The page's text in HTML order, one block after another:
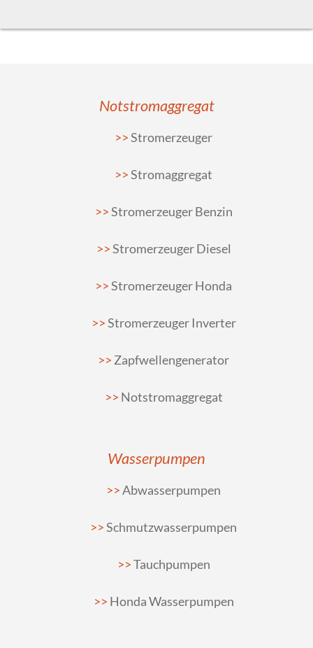
Notstromaggregat
Stromerzeuger
Stromaggregat
Stromerzeuger Benzin
Stromerzeuger Diesel
Stromerzeuger Honda
Stromerzeuger Inverter
Zapfwellengenerator
Notstromaggregat
Wasserpumpen
Abwasserpumpen
Schmutzwasserpumpen
Tauchpumpen
Honda Wasserpumpen